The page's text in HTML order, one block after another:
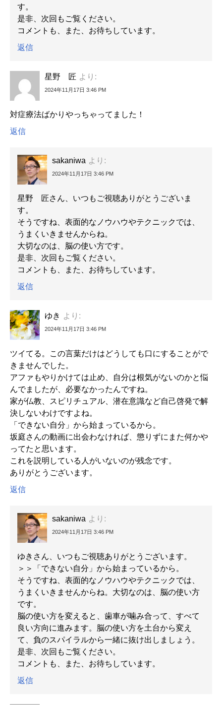
す。
是非、次回もご覧ください。
コメントも、また、お待ちしています。
返信
星野 匠 より:
2024年11月17日 3:46 PM
対症療法ばかりやっちゃってました！
返信
sakaniwa より:
2024年11月17日 3:46 PM
星野 匠さん、いつもご視聴ありがとうございま
す。
そうですね、表面的なノウハウやテクニックでは、
うまくいきませんからね。
大切なのは、脳の使い方です。
是非、次回もご覧ください。
コメントも、また、お待ちしています。
返信
ゆき より:
2024年11月17日 3:46 PM
ツイてる。この言葉だけはどうしても口にすることがで
きませんでした。
アファもやりかけては止め、自分は根気がないのかと悩
んでましたが、必要なかったんですね。
家が仏教、スピリチュアル、潜在意識など自己啓発で解
決しないわけですよね。
「できない自分」から始まっているから。
坂庭さんの動画に出会わなければ、懲りずにまた何かや
ってたと思います。
これを説明している人がいないのが残念です。
ありがとうございます。
返信
sakaniwa より:
2024年11月17日 3:46 PM
ゆきさん、いつもご視聴ありがとうございます。
＞＞「できない自分」から始まっているから。
そうですね、表面的なノウハウやテクニックでは、
うまくいきませんからね。大切なのは、脳の使い方
です。
脳の使い方を変えると、歯車が噛み合って、すべて
良い方向に進みます。脳の使い方を土台から変え
て、負のスパイラルから一緒に抜け出しましょう。
是非、次回もご覧ください。
コメントも、また、お待ちしています。
返信